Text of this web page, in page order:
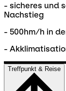
- sicheres und
Nachstieg
- 500hm/h in
-
Treffpunkt & Reise